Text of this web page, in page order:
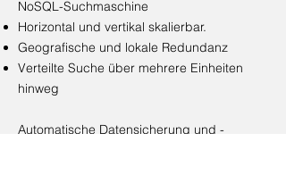
NoSQL-Suchmaschine
Horizontal und vertikal skalierbar.
Geografische und lokale Redundanz
Verteilte Suche über mehrere Einheiten
hinweg
Automatische Datensicherung und -